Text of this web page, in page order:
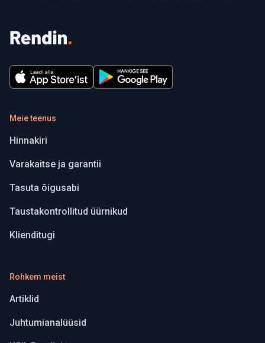
Meie teenus
Hinnakiri
Varakaitse ja garantii
Tasuta õigusabi
Taustakontrollitud üürnikud
Klienditugi
Rohkem meist
Artiklid
Juhtumianalüüsid